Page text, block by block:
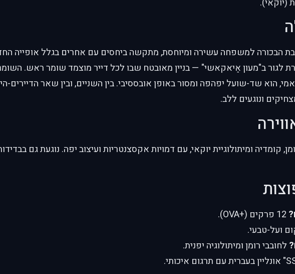
(יוקאי).
הבת הבכורה למשפחה עשירה ומיוחסת, מתקשה ביחסים עם אחרים בגלל אופייה
לגור ב"מעון אַיאקאשי" — בניין מאובטח שבו לכל דייר מוצמד שומר ראש.
הוא שד-שועל יפהפה ומסור באופן אובססיבי. בין השניים, ובין שאר הדיירים-
ונוגעים ללב.
קומדיה ומיתולוגיית יוקאי, עם דמויות אקסצנטריות ועיצוב יפה. נוגעת גם
ועל-טבעי.
לחובבי רומן ומיתולוגיה יפנית.